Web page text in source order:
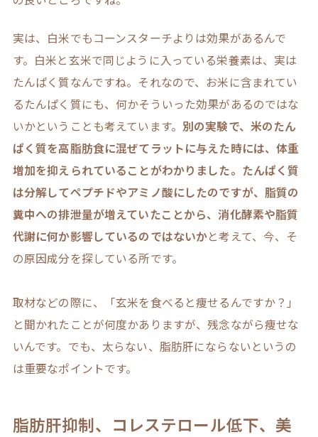
実は、白米でもコーンスターチよりは効果があるんで
す。白米と玄米で同じように入っている栄養素は、実は
たんぱく質なんですね。それなので、お米に含まれてい
るたんぱく質にも、何かそういった効果があるのではな
いかということも考えています。別の実験で、米のたん
ぱく質を高脂肪食に混ぜてラットに与えた時には、体重
増加を抑えられていることがわかりました。たんぱく質
は分解してペプチドやアミノ酸にしたのですが、脂質の
糞中への排泄量が増えていたことから、消化酵素や脂質
代謝に何か影響しているのではないかと考えて、今、そ
の原因成分を探している所です。
取材などの際に、「玄米を食べると痩せるんですか？」
と聞かれたことが何度かありますが、残念ながら痩せな
いんです。でも、太らない、脂肪肝にならないというの
は重要なポイントです。
脂肪肝抑制、コレステロール低下、美